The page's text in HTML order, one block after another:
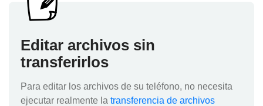
Editar archivos sin
transferirlos
Para editar los archivos de su teléfono, no necesita
ejecutar realmente la transferencia de archivos